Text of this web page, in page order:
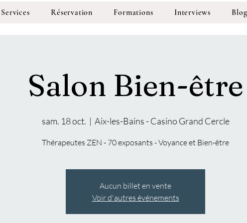
Services Réservation Formations Interviews Blog
Salon Bien-être
sam. 18 oct.
  |
Aix-les-Bains - Casino Grand Cercle
Thérapeutes ZEN - 70 exposants - Voyance et Bien-être
Aucun billet en vente
Voir d'autres événements